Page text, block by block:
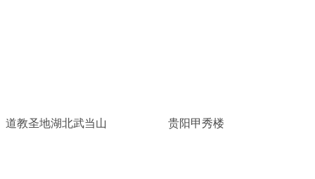
道教圣地湖北武当山 贵阳甲秀楼